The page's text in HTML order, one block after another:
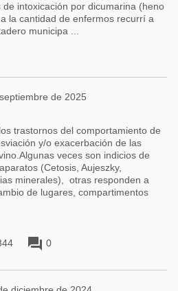
intoxicación por dicumarina (heno
la cantidad de enfermos recurrí a
municipa ...
de 2025
trastornos del comportamiento de
y/o exacerbación de las
veces son indicios de
(Cetosis, Aujeszky,
minerales), otras responden a
de lugares, compartimentos
forum 0